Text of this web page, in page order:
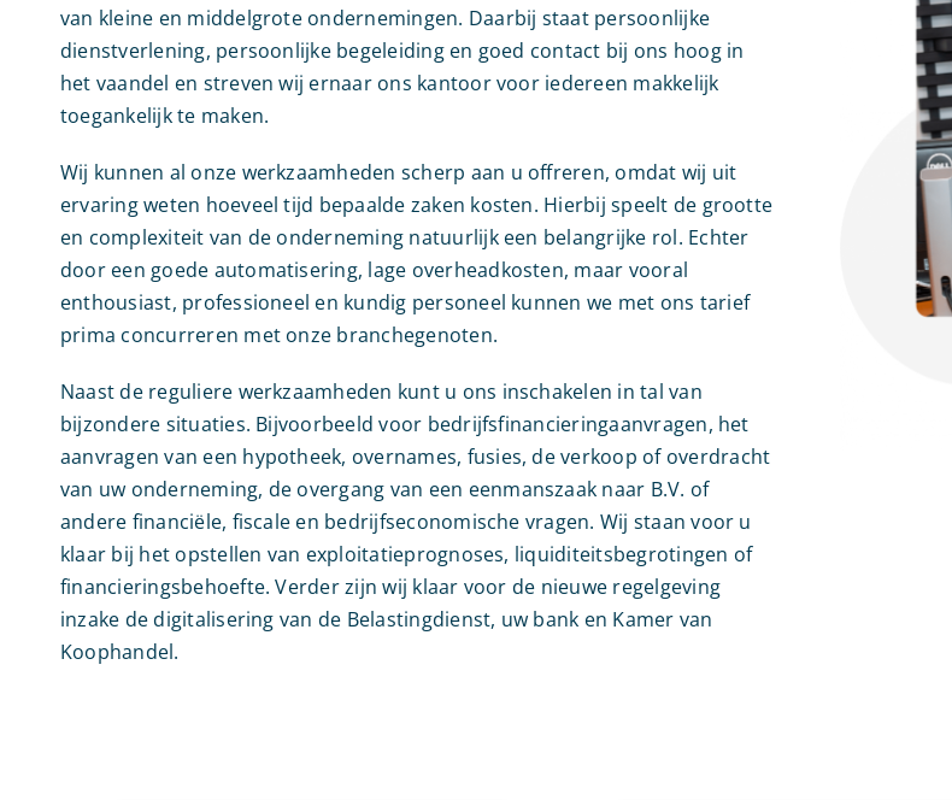
van kleine en middelgrote ondernemingen. Daarbij staat persoonlijke
dienstverlening, persoonlijke begeleiding en goed contact bij ons hoog in
het vaandel en streven wij ernaar ons kantoor voor iedereen makkelijk
toegankelijk te maken.
Wij kunnen al onze werkzaamheden scherp aan u offreren, omdat wij uit
ervaring weten hoeveel tijd bepaalde zaken kosten. Hierbij speelt de grootte
en complexiteit van de onderneming natuurlijk een belangrijke rol. Echter
door een goede automatisering, lage overheadkosten, maar vooral
enthousiast, professioneel en kundig personeel kunnen we met ons tarief
prima concurreren met onze branchegenoten.
Naast de reguliere werkzaamheden kunt u ons inschakelen in tal van
bijzondere situaties. Bijvoorbeeld voor bedrijfsfinancieringaanvragen, het
aanvragen van een hypotheek, overnames, fusies, de verkoop of overdracht
van uw onderneming, de overgang van een eenmanszaak naar B.V. of
andere financiële, fiscale en bedrijfseconomische vragen. Wij staan voor u
klaar bij het opstellen van exploitatieprognoses, liquiditeitsbegrotingen of
financieringsbehoefte. Verder zijn wij klaar voor de nieuwe regelgeving
inzake de digitalisering van de Belastingdienst, uw bank en Kamer van
Koophandel.